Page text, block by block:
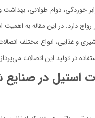
خوردگی، دوام طولانی،
دارد. در این مقاله به اهمیت
و غذایی، انواع مختلف
در تولید این اتصالات
استیل در